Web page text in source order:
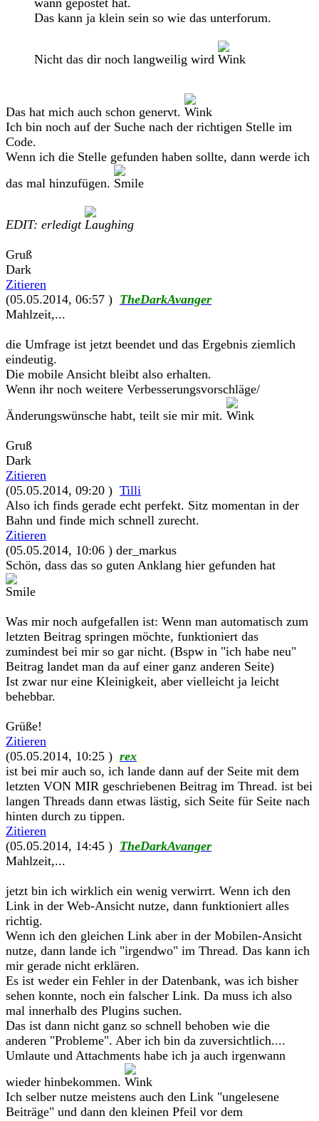
wann gepostet hat.
Das kann ja klein sein so wie das unterforum.
Nicht das dir noch langweilig wird
Das hat mich auch schon genervt.
Ich bin noch auf der Suche nach der richtigen Stelle im
Code.
Wenn ich die Stelle gefunden haben sollte, dann werde ich
das mal hinzufügen.
EDIT: erledigt
Gruß
Dark
Zitieren
(05.05.2014, 06:57 ) TheDarkAvanger
Mahlzeit,...
die Umfrage ist jetzt beendet und das Ergebnis ziemlich
eindeutig.
Die mobile Ansicht bleibt also erhalten.
Wenn ihr noch weitere Verbesserungsvorschläge/
Änderungswünsche habt, teilt sie mir mit.
Gruß
Dark
Zitieren
(05.05.2014, 09:20 ) Tilli
Also ich finds gerade echt perfekt. Sitz momentan in der
Bahn und finde mich schnell zurecht.
Zitieren
(05.05.2014, 10:06 ) der_markus
Schön, dass das so guten Anklang hier gefunden hat
Was mir noch aufgefallen ist: Wenn man automatisch zum
letzten Beitrag springen möchte, funktioniert das
zumindest bei mir so gar nicht. (Bspw in "ich habe neu"
Beitrag landet man da auf einer ganz anderen Seite)
Ist zwar nur eine Kleinigkeit, aber vielleicht ja leicht
behebbar.
Grüße!
Zitieren
(05.05.2014, 10:25 ) rex
ist bei mir auch so, ich lande dann auf der Seite mit dem
letzten VON MIR geschriebenen Beitrag im Thread. ist bei
langen Threads dann etwas lästig, sich Seite für Seite nach
hinten durch zu tippen.
Zitieren
(05.05.2014, 14:45 ) TheDarkAvanger
Mahlzeit,...
jetzt bin ich wirklich ein wenig verwirrt. Wenn ich den
Link in der Web-Ansicht nutze, dann funktioniert alles
richtig.
Wenn ich den gleichen Link aber in der Mobilen-Ansicht
nutze, dann lande ich "irgendwo" im Thread. Das kann ich
mir gerade nicht erklären.
Es ist weder ein Fehler in der Datenbank, was ich bisher
sehen konnte, noch ein falscher Link. Da muss ich also
mal innerhalb des Plugins suchen.
Das ist dann nicht ganz so schnell behoben wie die
anderen "Probleme". Aber ich bin da zuversichtlich....
Umlaute und Attachments habe ich ja auch irgenwann
wieder hinbekommen.
Ich selber nutze meistens auch den Link "ungelesene
Beiträge" und dann den kleinen Pfeil vor dem